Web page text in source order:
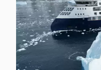
Mesi di partenza
Porti